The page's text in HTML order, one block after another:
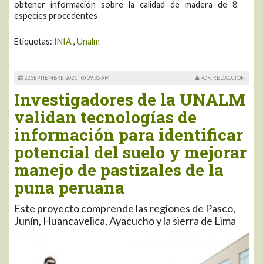
obtener información sobre la calidad de madera de 8
especies procedentes
Etiquetas: INIA, Unalm
22 SEPTIEMBRE 2021 | 09:35 AM POR: REDACCIÓN
Investigadores de la UNALM
validan tecnologías de
información para identificar
potencial del suelo y mejorar
manejo de pastizales de la
puna peruana
Este proyecto comprende las regiones de Pasco,
Junín, Huancavelica, Ayacucho y la sierra de Lima